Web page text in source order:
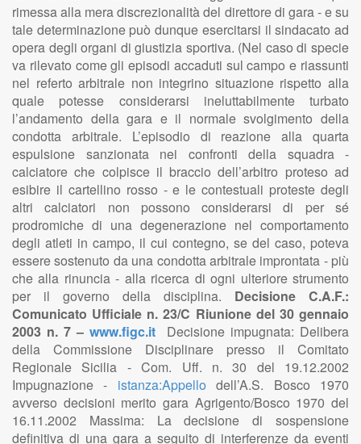
rimessa alla mera discrezionalità del direttore di gara - e su
tale determinazione può dunque esercitarsi il sindacato ad
opera degli organi di giustizia sportiva. (Nel caso di specie
va rilevato come gli episodi accaduti sul campo e riassunti
nel referto arbitrale non integrino situazione rispetto alla
quale potesse considerarsi ineluttabilmente turbato
l’andamento della gara e il normale svolgimento della
condotta arbitrale. L’episodio di reazione alla quarta
espulsione sanzionata nei confronti della squadra -
calciatore che colpisce il braccio dell’arbitro proteso ad
esibire il cartellino rosso - e le contestuali proteste degli
altri calciatori non possono considerarsi di per sé
prodromiche di una degenerazione nel comportamento
degli atleti in campo, il cui contegno, se del caso, poteva
essere sostenuto da una condotta arbitrale improntata - più
che alla rinuncia - alla ricerca di ogni ulteriore strumento
per il governo della disciplina. Decisione C.A.F.:
Comunicato Ufficiale n. 23/C Riunione del 30 gennaio
2003 n. 7 – www.figc.it
Decisione impugnata: Delibera
della Commissione Disciplinare presso il Comitato
Regionale Sicilia - Com. Uff. n. 30 del 19.12.2002
Impugnazione - istanza:Appello dell’A.S. Bosco 1970
avverso decisioni merito gara Agrigento/Bosco 1970 del
16.11.2002 Massima: La decisione di sospensione
definitiva di una gara a seguito di interferenze da eventi